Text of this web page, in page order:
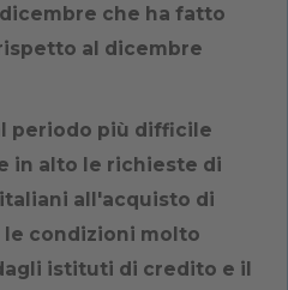
che ha fatto
al dicembre
periodo più difficile
in alto le richieste di
all'acquisto di
le condizioni molto
istituti di credito e il